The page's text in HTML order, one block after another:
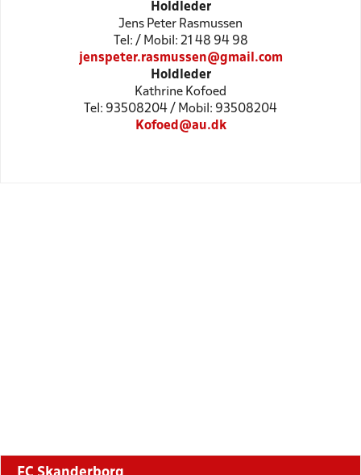
Holdleder
Jens Peter Rasmussen
Tel: / Mobil: 21 48 94 98
jenspeter.rasmussen@gmail.com
Holdleder
Kathrine Kofoed
Tel: 93508204 / Mobil: 93508204
Kofoed@au.dk